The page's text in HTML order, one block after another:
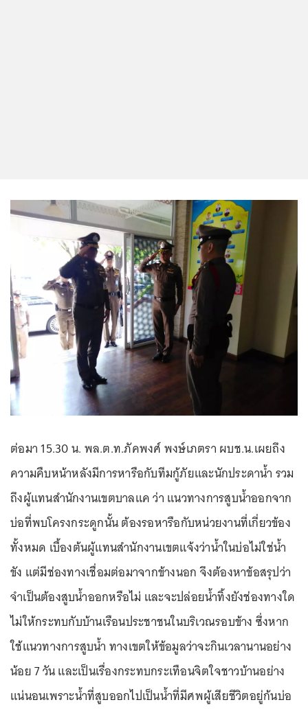
ต่อมา 15.30 น. พล.ต.ท.ภัคพงศ์ พงษ์เภตรา ผบช.น.เผยถึง
ความคืบหน้าหลังมีการหารือกับทีมกู้ภัยและนักประดาน้ำ รวม
ถึงผู้แทนสำนักงานเขตบาลแค ว่า แนวทางการสูบน้ำออกจาก
บ่อที่พบโครงกระดูกนั้น ต้องรอหารือกับหน่วยงานที่เกี่ยวข้อง
ทั้งหมด เบื้องต้นผู้แทนสำนักงานเขตแจ้งว่าน้ำในบ่อไม่ใช่น้ำ
ขัง แต่มีช่องทางเชื่อมต่อมาจากข้างนอก จึงต้องหาข้อสรุปว่า
จำเป็นต้องสูบน้ำออกหรือไม่ และจะปล่อยน้ำทิ้งยังช่องทางใด
ไม่ให้กระทบกับบ้านเรือนประชาชนในบริเวณรอบข้าง ซึ่งหาก
ใช้แนวทางการสูบน้ำ ทางเขตให้ข้อมูลว่าจะกินเวลานานอย่าง
น้อย 7 วัน และเป็นเรื่องกระทบกระเทือนจิตใจชาวบ้านอย่าง
แน่นอนเพราะน้ำที่สูบออกไปเป็นน้ำที่มีศพผู้เสียชีวิตอยู่ก้นบ่อ